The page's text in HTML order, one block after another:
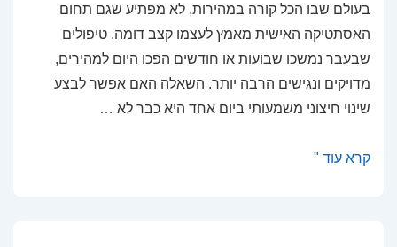
בעולם שבו הכל קורה במהירות, לא מפתיע שגם תחום
האסתטיקה האישית מאמץ לעצמו קצב דומה. טיפולים
שבעבר נמשכו שבועות או חודשים הפכו היום למהירים,
מדויקים ונגישים הרבה יותר. השאלה האם אפשר לבצע
שינוי חיצוני משמעותי ביום אחד היא כבר לא …
מהפך
קרא עוד "